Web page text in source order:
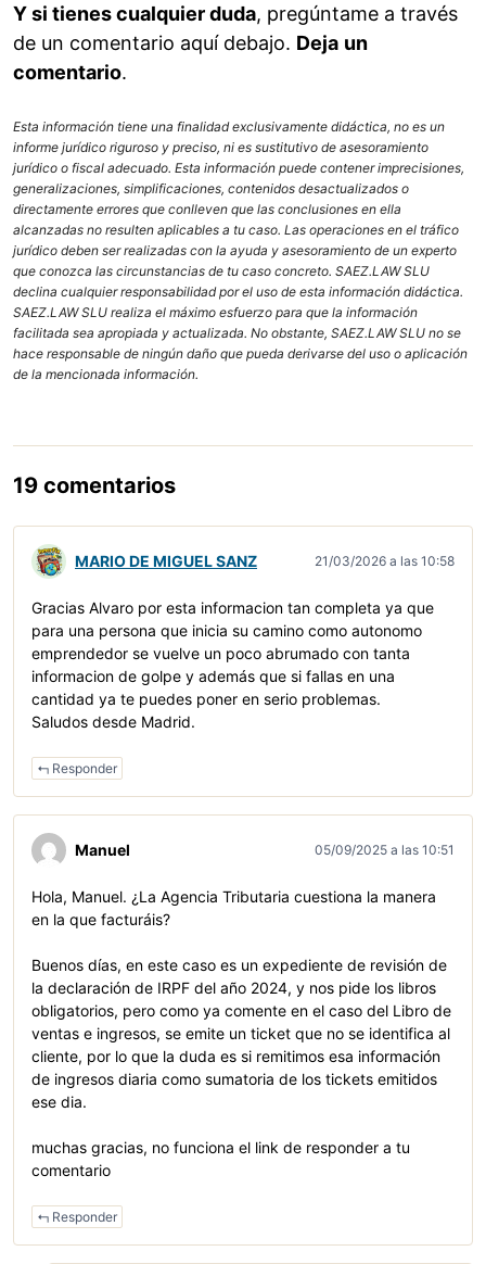
Y si tienes cualquier duda, pregúntame a través
de un comentario aquí debajo. Deja un
comentario.
Esta información tiene una finalidad exclusivamente didáctica, no es un
informe jurídico riguroso y preciso, ni es sustitutivo de asesoramiento
jurídico o fiscal adecuado. Esta información puede contener imprecisiones,
generalizaciones, simplificaciones, contenidos desactualizados o
directamente errores que conlleven que las conclusiones en ella
alcanzadas no resulten aplicables a tu caso. Las operaciones en el tráfico
jurídico deben ser realizadas con la ayuda y asesoramiento de un experto
que conozca las circunstancias de tu caso concreto. SAEZ.LAW SLU
declina cualquier responsabilidad por el uso de esta información didáctica.
SAEZ.LAW SLU realiza el máximo esfuerzo para que la información
facilitada sea apropiada y actualizada. No obstante, SAEZ.LAW SLU no se
hace responsable de ningún daño que pueda derivarse del uso o aplicación
de la mencionada información.
19 comentarios
MARIO DE MIGUEL SANZ 21/03/2026 a las 10:58
Gracias Alvaro por esta informacion tan completa ya que
para una persona que inicia su camino como autonomo
emprendedor se vuelve un poco abrumado con tanta
informacion de golpe y además que si fallas en una
cantidad ya te puedes poner en serio problemas.
Saludos desde Madrid.
Responder
Manuel 05/09/2025 a las 10:51
Hola, Manuel. ¿La Agencia Tributaria cuestiona la manera
en la que facturáis?
Buenos días, en este caso es un expediente de revisión de
la declaración de IRPF del año 2024, y nos pide los libros
obligatorios, pero como ya comente en el caso del Libro de
ventas e ingresos, se emite un ticket que no se identifica al
cliente, por lo que la duda es si remitimos esa información
de ingresos diaria como sumatoria de los tickets emitidos
ese dia.
muchas gracias, no funciona el link de responder a tu
comentario
Responder